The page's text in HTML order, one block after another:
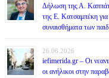
Δήλωση της Α.
της Ε. Κατσαμπέκη
συναισθήματα των
26.06.2026
iefimerida.gr – Οι
οι ανήλικοι στην